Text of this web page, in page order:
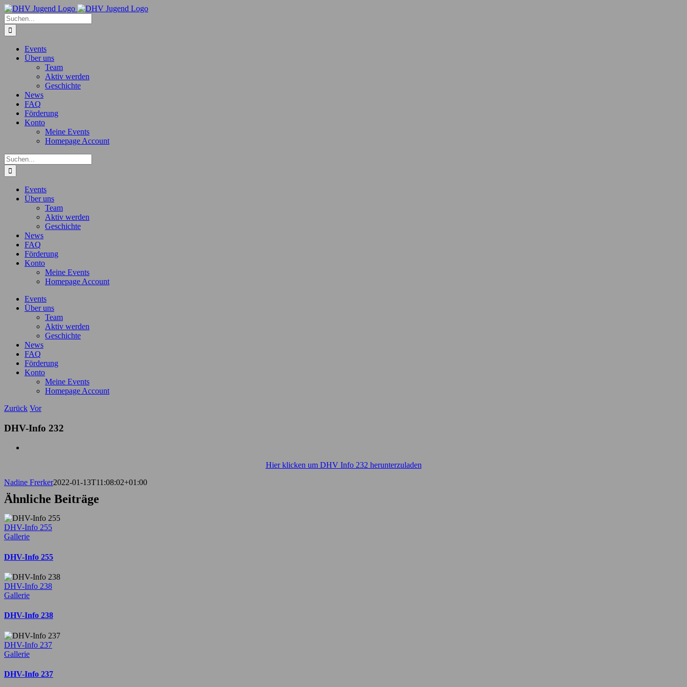
Zum
Inhalt
springen
Suche
nach:
Events
Über uns
Team
Aktiv werden
Geschichte
News
FAQ
Förderung
Konto
Meine Events
Homepage Account
Suche
nach:
Events
Über uns
Team
Aktiv werden
Geschichte
News
FAQ
Förderung
Konto
Meine Events
Homepage Account
Events
Über uns
Team
Aktiv werden
Geschichte
News
FAQ
Förderung
Konto
Meine Events
Homepage Account
Zurück Vor
DHV-Info 232
Hier klicken um DHV Info 232 herunterzuladen
Nadine Frerker2022-01-13T11:08:02+01:00
Ähnliche Beiträge
DHV-Info 255
Gallerie
DHV-Info 255
DHV-Info 238
Gallerie
DHV-Info 238
DHV-Info 237
Gallerie
DHV-Info 237